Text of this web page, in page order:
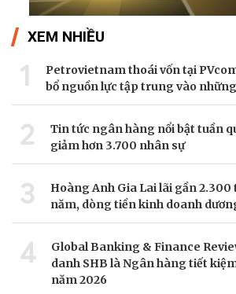
XEM NHIỀU
1
Petrovietnam thoái vốn tại
bổ nguồn lực tập trung vào
2
Tin tức ngân hàng nổi bật tuần
giảm hơn 3.700 nhân sự
3
Hoàng Anh Gia Lai lãi gần 2.300
năm, dòng tiền kinh doanh
4
Global Banking & Finance
danh SHB là Ngân hàng tiết
năm 2026